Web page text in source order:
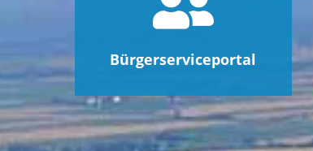
Bürgerserviceportal